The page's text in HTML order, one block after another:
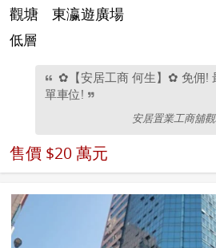
觀塘 東瀛遊廣場
低層
✿【安居工商 何生】✿ 免佣!
單車位!
安居置業工商舖
售價 $20 萬元